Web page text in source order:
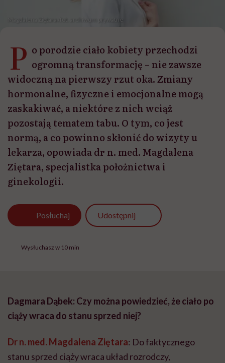
Magdalena Ziętara /fot. archiwum prywatne
P o porodzie ciało kobiety przechodzi
ogromną transformację – nie zawsze
widoczną na pierwszy rzut oka. Zmiany
hormonalne, fizyczne i emocjonalne mogą
zaskakiwać, a niektóre z nich wciąż
pozostają tematem tabu. O tym, co jest
normą, a co powinno skłonić do wizyty u
lekarza, opowiada dr n. med. Magdalena
Ziętara, specjalistka położnictwa i
ginekologii.
Posłuchaj Udostępnij
Wysłuchasz w 10 min
Dagmara Dąbek: Czy można powiedzieć, że ciało po
ciąży wraca do stanu sprzed niej?
Dr n. med. Magdalena Ziętara: Do faktycznego
stanu sprzed ciąży wraca układ rozrodczy,